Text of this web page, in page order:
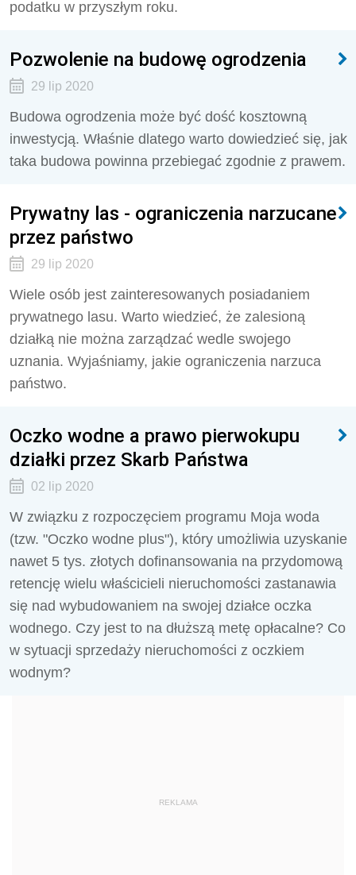
podatku w przyszłym roku.
Pozwolenie na budowę ogrodzenia
29 lip 2020
Budowa ogrodzenia może być dość kosztowną
inwestycją. Właśnie dlatego warto dowiedzieć się, jak
taka budowa powinna przebiegać zgodnie z prawem.
Prywatny las - ograniczenia narzucane
przez państwo
29 lip 2020
Wiele osób jest zainteresowanych posiadaniem
prywatnego lasu. Warto wiedzieć, że zalesioną
działką nie można zarządzać wedle swojego
uznania. Wyjaśniamy, jakie ograniczenia narzuca
państwo.
Oczko wodne a prawo pierwokupu
działki przez Skarb Państwa
02 lip 2020
W związku z rozpoczęciem programu Moja woda
(tzw. "Oczko wodne plus"), który umożliwia uzyskanie
nawet 5 tys. złotych dofinansowania na przydomową
retencję wielu właścicieli nieruchomości zastanawia
się nad wybudowaniem na swojej działce oczka
wodnego. Czy jest to na dłuższą metę opłacalne? Co
w sytuacji sprzedaży nieruchomości z oczkiem
wodnym?
REKLAMA